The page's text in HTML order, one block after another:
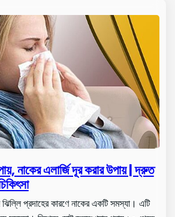
নাকের এলার্জি দূর করার উপায় | দ্রুত
ঝিল্লি প্রদাহের কারণে নাকের একটি সমস্যা। এটি